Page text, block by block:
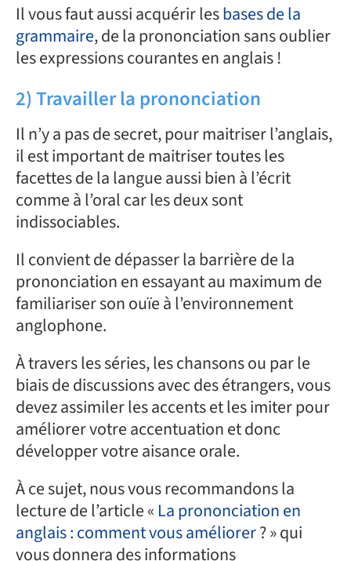
Il vous faut aussi acquérir lesbases de la
grammaire, de la prononciation sans oublier
les expressions courantes en anglais !
2) Travailler la prononciation
Il n’y a pas de secret, pour maitriser l’anglais,
il est important de maitriser toutes les
facettes de la langue aussi bien à l’écrit
comme à l’oral car les deux sont
indissociables.
Il convient de dépasser la barrière de la
prononciation en essayant au maximum de
familiariser son ouïe à l’environnement
anglophone.
À travers les séries, les chansons ou par le
biais de discussions avec des étrangers, vous
devez assimiler les accents et les imiter pour
améliorer votre accentuation et donc
développer votre aisance orale.
À ce sujet, nous vous recommandons la
lecture de l’article « La prononciation en
anglais : comment vous améliorer? » qui
vous donnera des informations